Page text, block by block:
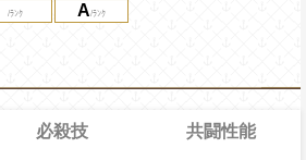
A
必殺技 共闘性能